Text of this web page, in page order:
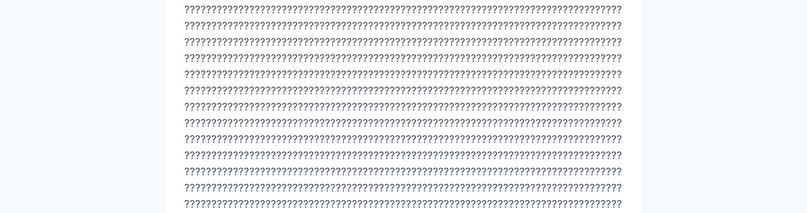
?????????????????????????????????????????????????????????????????????????????????
?????????????????????????????????????????????????????????????????????????????????
?????????????????????????????????????????????????????????????????????????????????
?????????????????????????????????????????????????????????????????????????????????
?????????????????????????????????????????????????????????????????????????????????
?????????????????????????????????????????????????????????????????????????????????
?????????????????????????????????????????????????????????????????????????????????
?????????????????????????????????????????????????????????????????????????????????
?????????????????????????????????????????????????????????????????????????????????
?????????????????????????????????????????????????????????????????????????????????
?????????????????????????????????????????????????????????????????????????????????
?????????????????????????????????????????????????????????????????????????????????
?????????????????????????????????????????????????????????????????????????????????